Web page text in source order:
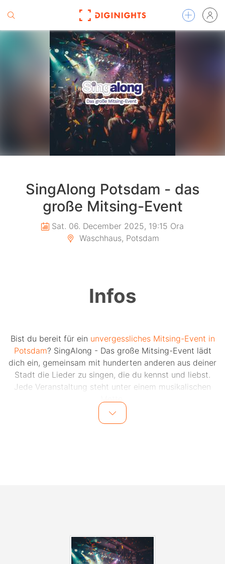
SingAlong Potsdam - das
große Mitsing-Event
Sat. 06. December 2025, 19:15 Ora
Waschhaus, Potsdam
Infos
Bist du bereit für ein unvergessliches Mitsing-Event in
Potsdam? SingAlong - Das große Mitsing-Event lädt
dich ein, gemeinsam mit hunderten anderen aus deiner
Stadt die Lieder zu singen, die du kennst und liebst.
Jede Veranstaltung steht unter einem musikalischen
Alle Songtexte werden zum Mitsingen auf einer großen
Freund:innen zum SingAlong in Potsdam an und singe
laut mit!